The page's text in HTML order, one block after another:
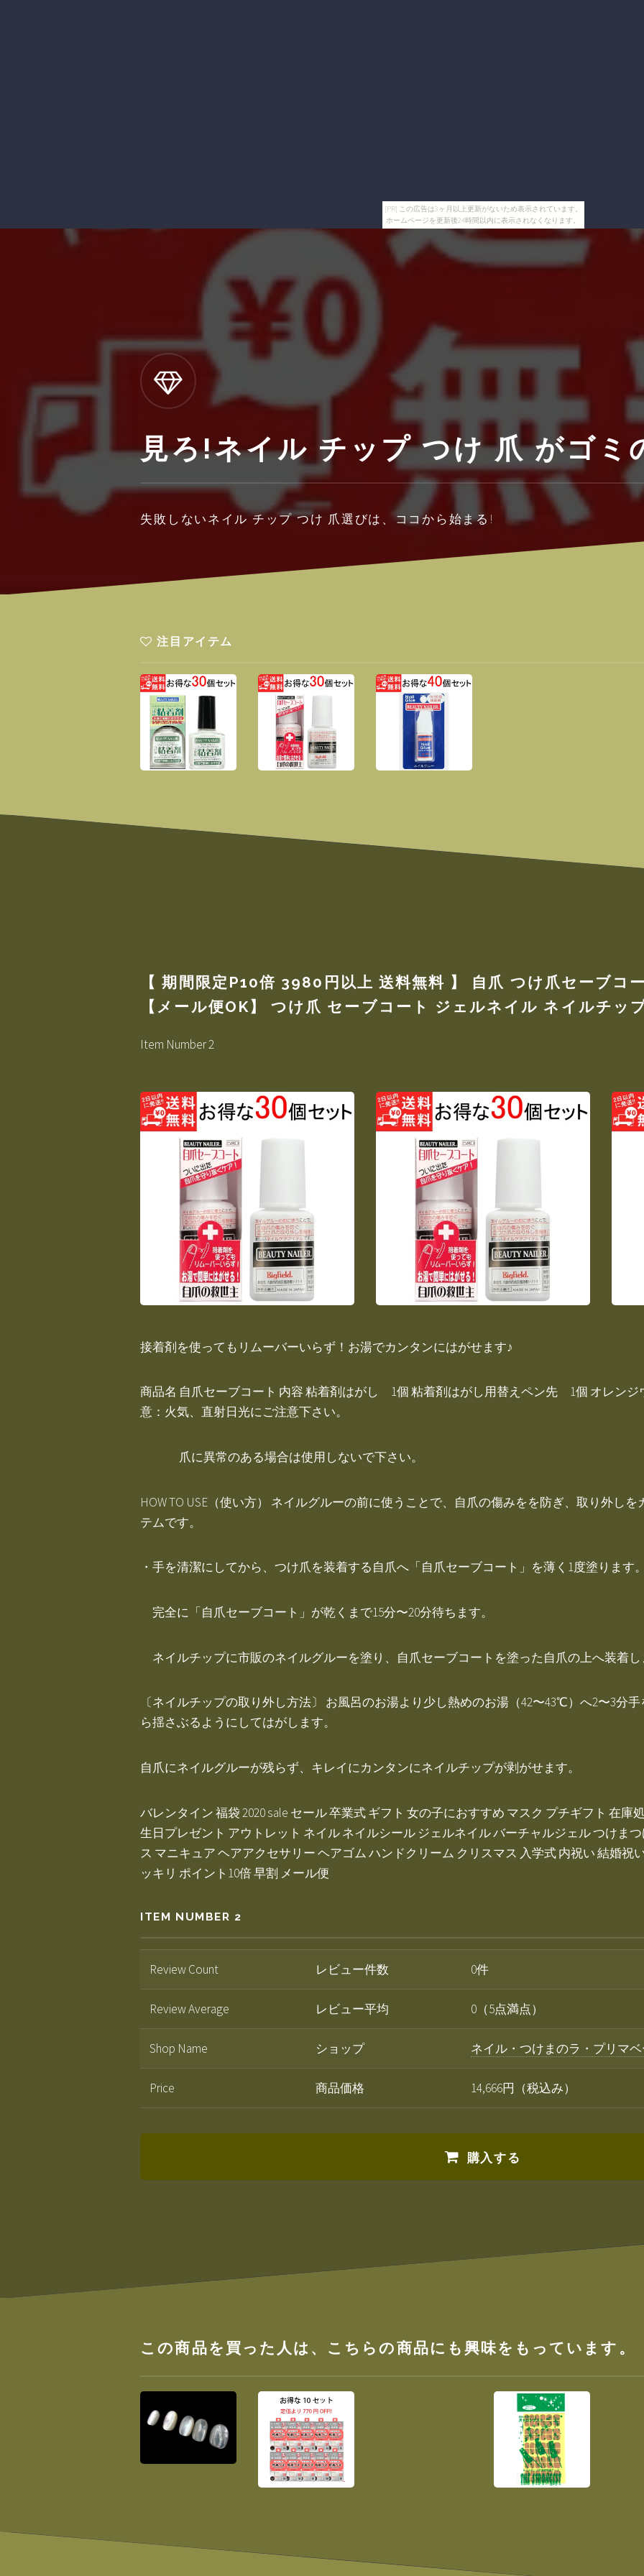
[PR] この広告は3ヶ月以上更新がないため表示されています。
ホームページを更新後24時間以内に表示されなくなります。
見ろ!ネイル チップ つけ 爪 がゴミ
失敗しないネイル チップ つけ 爪選びは、ココから始まる!
注目アイテム
【 期間限定P10倍 3980円以上 送料無料 】 自爪 つけ爪セーブコ
【メール便OK】 つけ爪 セーブコート ジェルネイル ネイルチッ
Item Number 2
接着剤を使ってもリムーバーいらず！お湯でカンタンにはがせます♪
商品名 自爪セーブコート 内容 粘着剤はがし 1個 粘着剤はがし用替えペン先 1個 オレン
意：火気、直射日光にご注意下さい。
爪に異常のある場合は使用しないで下さい。
HOW TO USE（使い方） ネイルグルーの前に使うことで、自爪の傷みをを防ぎ、取り外し
テムです。
・手を清潔にしてから、つけ爪を装着する自爪へ「自爪セーブコート」を薄く1度塗ります
完全に「自爪セーブコート」が乾くまで15分〜20分待ちます。
ネイルチップに市販のネイルグルーを塗り、自爪セーブコートを塗った自爪の上へ装着
〔ネイルチップの取り外し方法〕 お風呂のお湯より少し熱めのお湯（42〜43℃）へ2〜3分
ら揺さぶるようにしてはがします。
自爪にネイルグルーが残らず、キレイにカンタンにネイルチップが剥がせます。
バレンタイン 福袋 2020 sale セール 卒業式 ギフト 女の子におすすめ マスク プチギフト 在庫
生日プレゼント アウトレット ネイル ネイルシール ジェルネイル バーチャルジェル つけま
ス マニキュア ヘアアクセサリー ヘアゴム ハンドクリーム クリスマス 入学式 内祝い 結婚祝
ッキリ ポイント10倍 早割 メール便
ITEM NUMBER 2
Review Count レビュー件数 0件
Review Average レビュー平均 0（5点満点）
Shop Name ショップ ネイル・つけまのラ・プリマ
Price 商品価格 14,666円（税込み）
購入する
この商品を買った人は、こちらの商品にも興味をもっています。